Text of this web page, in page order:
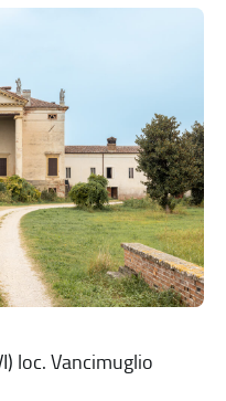
loc. Vancimuglio